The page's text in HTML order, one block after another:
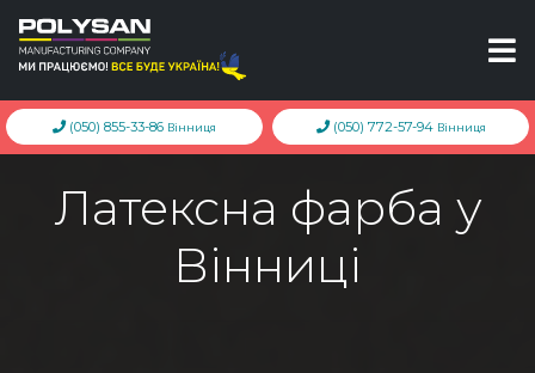
(050) 855-33-86 Вінниця (050) 772-57-94 Вінниця
Латексна фарба у
Вінниці